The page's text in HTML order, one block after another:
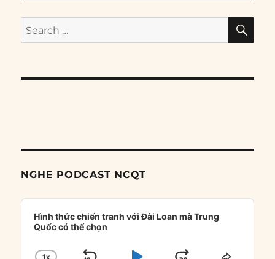
Search
for:
NGHE PODCAST NCQT
Audio
Player
Hình thức chiến tranh với Đài Loan mà Trung
Quốc có thể chọn
1X